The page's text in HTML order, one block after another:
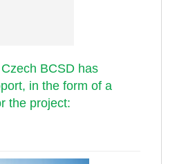
BCSD has
in the form of a
the project: